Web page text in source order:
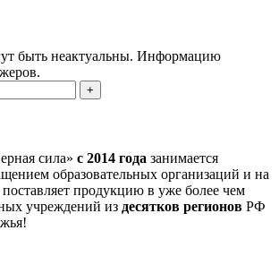
быть неактуальны. Информацию
+
сила» с 2014 года занимается
образовательных организаций и на
продукцию в уже более чем
учреждений из десятков регионов РФ